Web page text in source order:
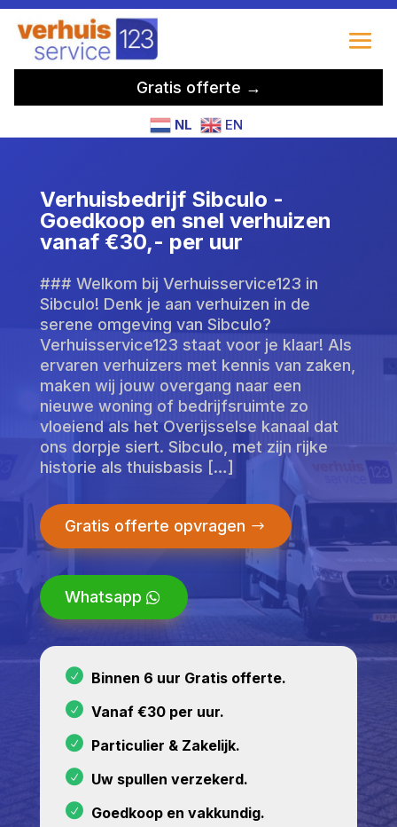
Gratis offerte →
NL EN
Verhuisbedrijf Sibculo -
Goedkoop en snel verhuizen
vanaf €30,- per uur
### Welkom bij Verhuisservice123 in
Sibculo! Denk je aan verhuizen in de
serene omgeving van Sibculo?
Verhuisservice123 staat voor je klaar! Als
ervaren verhuizers met kennis van zaken,
maken wij jouw overgang naar een
nieuwe woning of bedrijfsruimte zo
vloeiend als het Overijsselse kanaal dat
ons dorpje siert. Sibculo, met zijn rijke
historie als thuisbasis […]
Gratis offerte opvragen
Whatsapp
Binnen 6 uur Gratis offerte.
Vanaf €30 per uur.
Particulier & Zakelijk.
Uw spullen verzekerd.
Goedkoop en vakkundig.